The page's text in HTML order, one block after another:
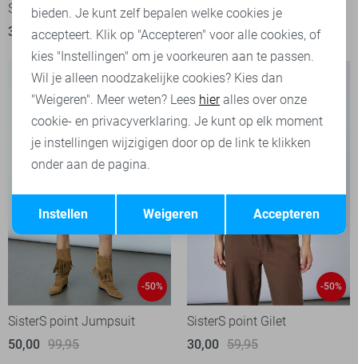
SisterS point Broek
35,00 69,95
SisterS point Korte broek
22,50 44,95
-50%
SisterS point Jumpsuit
50,00 99,95
-50%
SisterS point Gilet
30,00 59,95
Terug Opslaan
bieden. Je kunt zelf bepalen welke cookies je
accepteert. Klik op "Accepteren" voor alle cookies, of
kies "Instellingen" om je voorkeuren aan te passen.
Wil je alleen noodzakelijke cookies? Kies dan
"Weigeren". Meer weten? Lees hieralles over onze
cookie- en privacyverklaring. Je kunt op elk moment
je instellingen wijzigigen door op de link te klikken
onder aan de pagina.
Accepteren
Weigeren
Instellen